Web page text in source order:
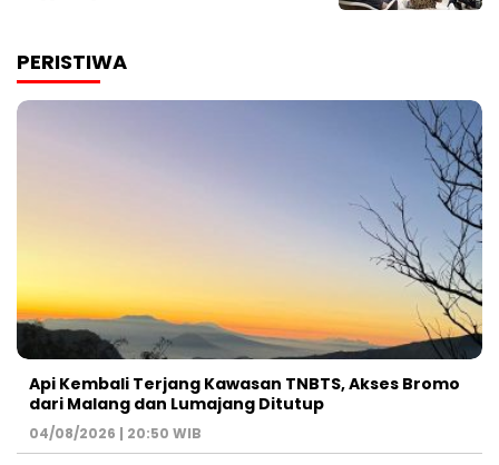
PERISTIWA
Api Kembali Terjang Kawasan TNBTS, Akses Bromo
dari Malang dan Lumajang Ditutup
04/08/2026 | 20:50 WIB